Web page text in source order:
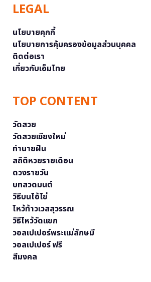
LEGAL
นโยบายคุกกี้
นโยบายการคุ้มครองข้อมูลส่วนบุคคล
ติดต่อเรา
เกี่ยวกับเอ็มไทย
TOP CONTENT
วัดสวย
วัดสวยเชียงใหม่
ทำนายฝัน
สถิติหวยรายเดือน
ดวงรายวัน
บทสวดมนต์
วิธีบนไอ้ไข่
ไหว้ท้าวเวสสุวรรณ
วิธีไหว้วัดแขก
วอลเปเปอร์พระแม่ลักษมี
วอลเปเปอร์ ฟรี
สีมงคล